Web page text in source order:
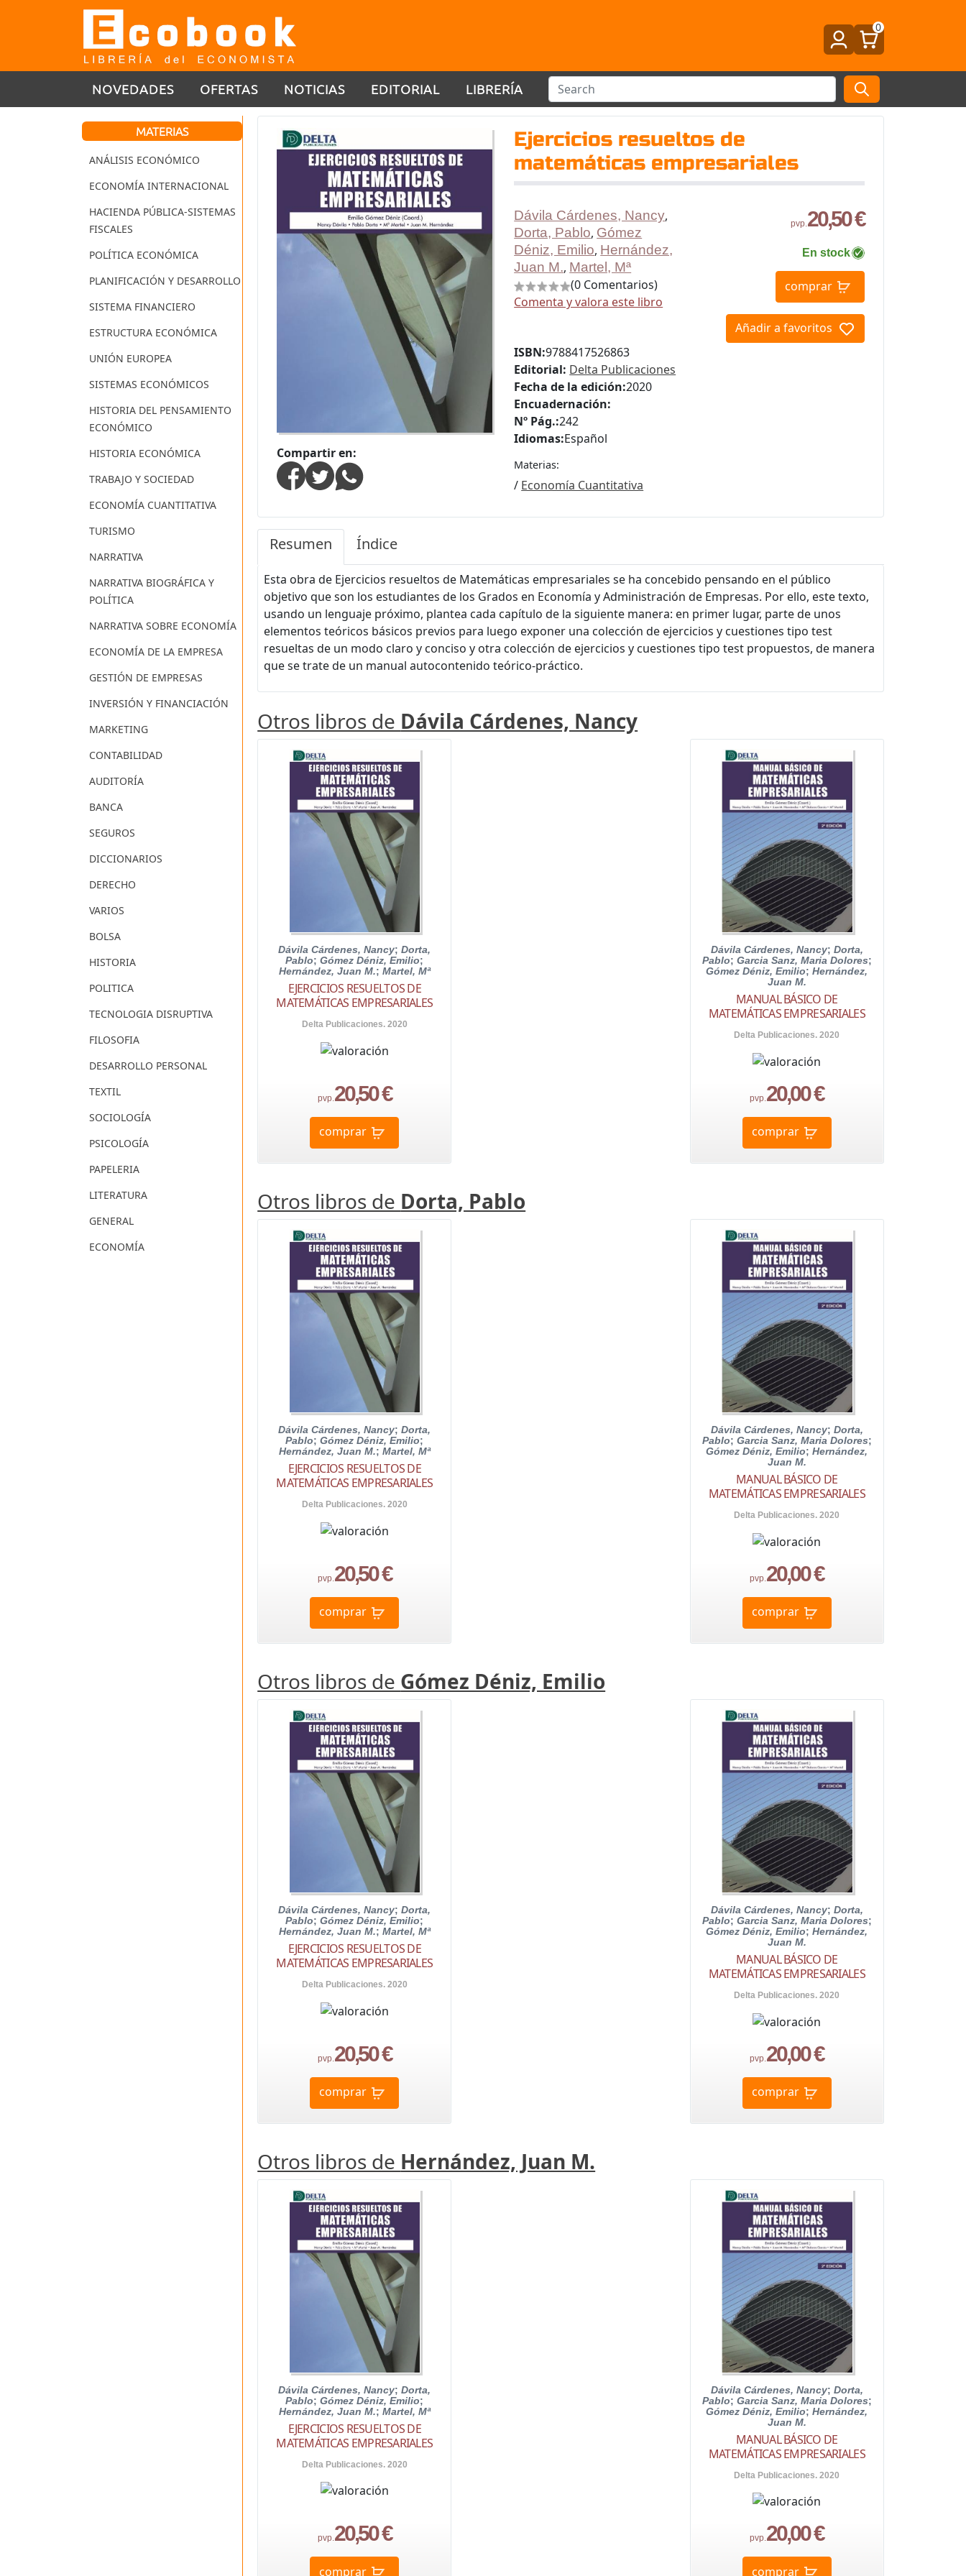
0
NOVEDADES OFERTAS NOTICIAS EDITORIAL LIBRERÍA
MATERIAS
ANÁLISIS ECONÓMICO
ECONOMÍA INTERNACIONAL
HACIENDA PÚBLICA-SISTEMAS
FISCALES
POLÍTICA ECONÓMICA
PLANIFICACIÓN Y DESARROLLO
SISTEMA FINANCIERO
ESTRUCTURA ECONÓMICA
UNIÓN EUROPEA
SISTEMAS ECONÓMICOS
HISTORIA DEL PENSAMIENTO
ECONÓMICO
HISTORIA ECONÓMICA
TRABAJO Y SOCIEDAD
ECONOMÍA CUANTITATIVA
TURISMO
NARRATIVA
NARRATIVA BIOGRÁFICA Y
POLÍTICA
NARRATIVA SOBRE ECONOMÍA
ECONOMÍA DE LA EMPRESA
GESTIÓN DE EMPRESAS
INVERSIÓN Y FINANCIACIÓN
MARKETING
CONTABILIDAD
AUDITORÍA
BANCA
SEGUROS
DICCIONARIOS
DERECHO
VARIOS
BOLSA
HISTORIA
POLITICA
TECNOLOGIA DISRUPTIVA
FILOSOFIA
DESARROLLO PERSONAL
TEXTIL
SOCIOLOGÍA
PSICOLOGÍA
PAPELERIA
LITERATURA
GENERAL
ECONOMÍA
Ejercicios resueltos de
matemáticas empresariales
Compartir en:
Dávila Cárdenes, Nancy,
Dorta, Pablo, Gómez
Déniz, Emilio, Hernández,
Juan M., Martel, Mª
(0 Comentarios)
Comenta y valora este libro
pvp.20,50 €
En stock
comprar
Añadir a favoritos
ISBN:9788417526863
Editorial: Delta Publicaciones
Fecha de la edición:2020
Encuadernación:
Nº Pág.:242
Idiomas:Español
Materias:
/ Economía Cuantitativa
Resumen Índice
Esta obra de Ejercicios resueltos de Matemáticas empresariales se ha concebido pensando en el público
objetivo que son los estudiantes de los Grados en Economía y Administración de Empresas. Por ello, este texto,
usando un lenguaje próximo, plantea cada capítulo de la siguiente manera: en primer lugar, parte de unos
elementos teóricos básicos previos para luego exponer una colección de ejercicios y cuestiones tipo test
resueltas de un modo claro y conciso y otra colección de ejercicios y cuestiones tipo test propuestos, de manera
que se trate de un manual autocontenido teórico-práctico.
Otros libros de Dávila Cárdenes, Nancy
Dávila Cárdenes, Nancy;Dorta,
Pablo;Gómez Déniz, Emilio;
Hernández, Juan M.; Martel, Mª
EJERCICIOS RESUELTOS DE
MATEMÁTICAS EMPRESARIALES
Delta Publicaciones. 2020
pvp.20,50 €
comprar
Dávila Cárdenes, Nancy; Dorta,
Pablo; Garcia Sanz, Maria Dolores;
Gómez Déniz, Emilio;Hernández,
Juan M.
MANUAL BÁSICO DE
MATEMÁTICAS EMPRESARIALES
Delta Publicaciones. 2020
pvp.20,00 €
comprar
Otros libros de Dorta, Pablo
Dávila Cárdenes, Nancy;Dorta,
Pablo;Gómez Déniz, Emilio;
Hernández, Juan M.; Martel, Mª
EJERCICIOS RESUELTOS DE
MATEMÁTICAS EMPRESARIALES
Delta Publicaciones. 2020
pvp.20,50 €
comprar
Dávila Cárdenes, Nancy; Dorta,
Pablo; Garcia Sanz, Maria Dolores;
Gómez Déniz, Emilio;Hernández,
Juan M.
MANUAL BÁSICO DE
MATEMÁTICAS EMPRESARIALES
Delta Publicaciones. 2020
pvp.20,00 €
comprar
Otros libros de Gómez Déniz, Emilio
Dávila Cárdenes, Nancy;Dorta,
Pablo;Gómez Déniz, Emilio;
Hernández, Juan M.; Martel, Mª
EJERCICIOS RESUELTOS DE
MATEMÁTICAS EMPRESARIALES
Delta Publicaciones. 2020
pvp. 20,50 €
comprar
Dávila Cárdenes, Nancy; Dorta,
Pablo; Garcia Sanz, Maria Dolores;
Gómez Déniz, Emilio;Hernández,
Juan M.
MANUAL BÁSICO DE
MATEMÁTICAS EMPRESARIALES
Delta Publicaciones. 2020
pvp. 20,00 €
comprar
Otros libros de Hernández, Juan M.
Dávila Cárdenes, Nancy;Dorta,
Pablo;Gómez Déniz, Emilio;
Hernández, Juan M.; Martel, Mª
EJERCICIOS RESUELTOS DE
MATEMÁTICAS EMPRESARIALES
Delta Publicaciones. 2020
pvp.20,50 €
comprar
Dávila Cárdenes, Nancy; Dorta,
Pablo; Garcia Sanz, Maria Dolores;
Gómez Déniz, Emilio;Hernández,
Juan M.
MANUAL BÁSICO DE
MATEMÁTICAS EMPRESARIALES
Delta Publicaciones. 2020
pvp.20,00 €
comprar